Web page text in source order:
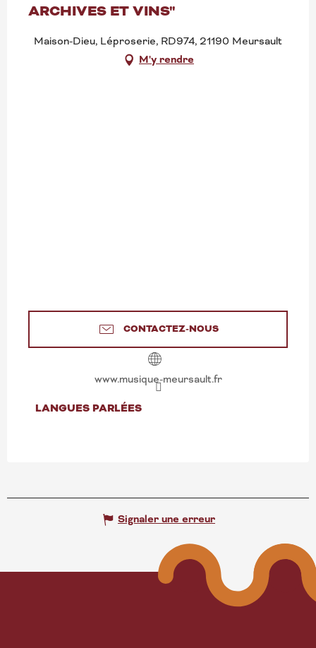
ARCHIVES ET VINS"
Maison-Dieu, Léproserie, RD974, 21190 Meursault
M'y rendre
CONTACTEZ-NOUS
www.musique-meursault.fr
LANGUES PARLÉES
LANGUES PARLÉES
Signaler une erreur